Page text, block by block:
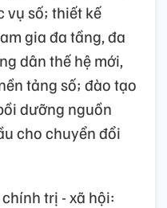
vụ số; thiết kế
gia đa tầng, đa
dân thế hệ mới,
tảng số; đào tạo
dưỡng nguồn
cho chuyển đổi
trị - xã hội: